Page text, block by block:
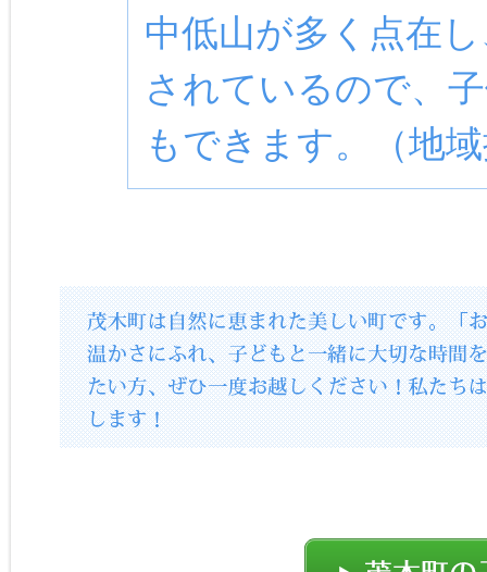
中低山が多く点在
されているので、
もできます。（地